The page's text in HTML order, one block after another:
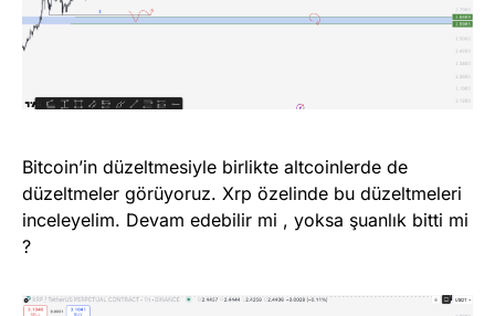
Bitcoin’in düzeltmesiyle birlikte altcoinlerde de
düzeltmeler görüyoruz. Xrp özelinde bu düzeltmeleri
inceleyelim. Devam edebilir mi , yoksa şuanlık bitti mi
?